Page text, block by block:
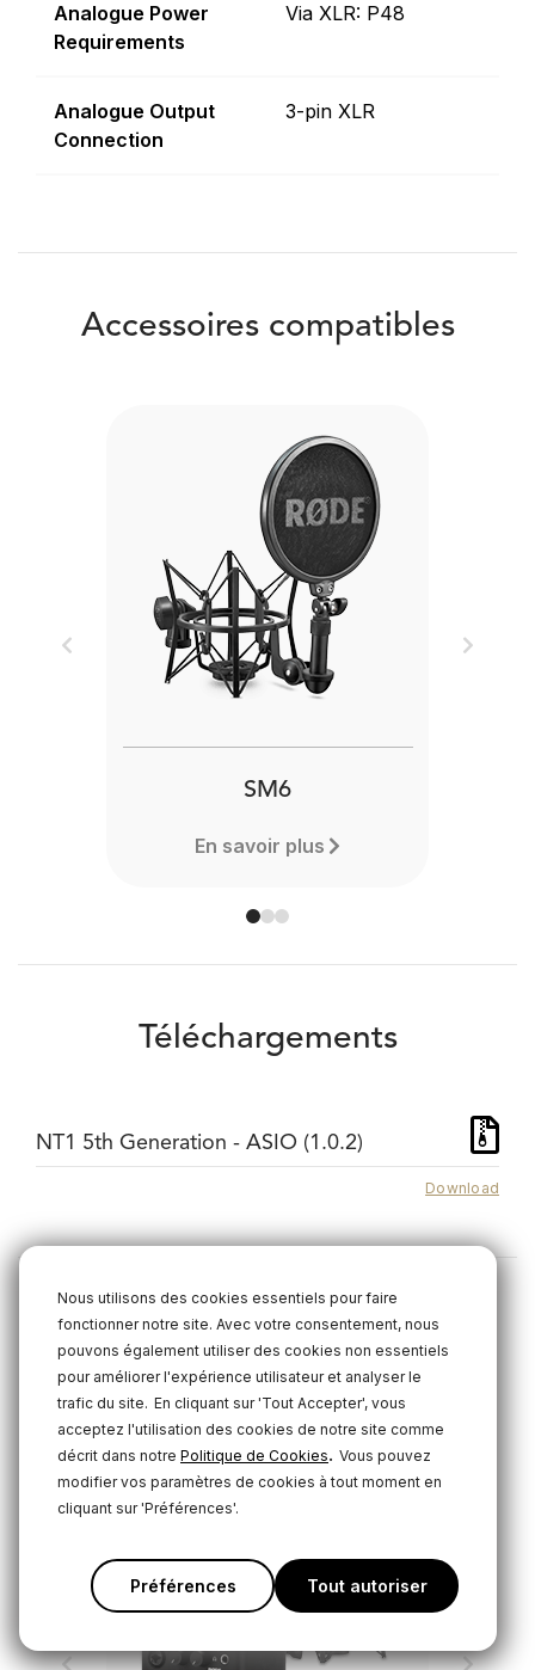
Nous utilisons des cookies essentiels pour faire
fonctionner notre site. Avec votre consentement, nous
pouvons également utiliser des cookies non essentiels
pour améliorer l'expérience utilisateur et analyser le
trafic du site. En cliquant sur 'Tout Accepter', vous
acceptez l'utilisation des cookies de notre site comme
décrit dans notre Politique de Cookies. Vous pouvez
modifier vos paramètres de cookies à tout moment en
cliquant sur 'Préférences'.
Préférences Tout autoriser
Analogue Power
Requirements
Via XLR: P48
Analogue Output
Connection
3-pin XLR
Accessoires compatibles
SM6
En savoir plus
Previous Next
Téléchargements
NT1 5th Generation - ASIO (1.0.2)
Download
Produits connexes